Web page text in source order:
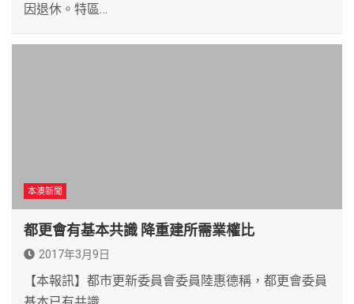
因退休。特區…
本澳新聞
都更會有基本共識 降重建所需業權比
2017年3月9日
【本報訊】都市更新委員會委員陸惠德稱，都更會委員